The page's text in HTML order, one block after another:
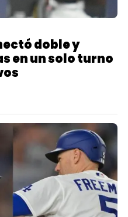
doble y
en un solo turno